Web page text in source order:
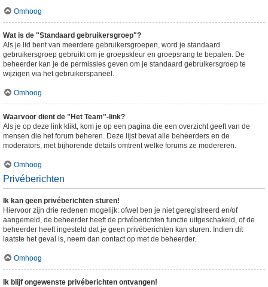
Omhoog
Wat is de "Standaard gebruikersgroep"?
Als je lid bent van meerdere gebruikersgroepen, word je standaard
gebruikersgroep gebruikt om je groepskleur en groepsrang te bepalen. De
beheerder kan je de permissies geven om je standaard gebruikersgroep te
wijzigen via het gebruikerspaneel.
Omhoog
Waarvoor dient de "Het Team"-link?
Als je op deze link klikt, kom je op een pagina die een overzicht geeft van de
mensen die het forum beheren. Deze lijst bevat alle beheerders en de
moderators, met bijhorende details omtrent welke forums ze modereren.
Omhoog
Privéberichten
Ik kan geen privéberichten sturen!
Hiervoor zijn drie redenen mogelijk: ofwel ben je niet geregistreerd en/of
aangemeld, de beheerder heeft de privéberichten functie uitgeschakeld, of de
beheerder heeft ingesteld dat je geen privéberichten kan sturen. Indien dit
laatste het geval is, neem dan contact op met de beheerder.
Omhoog
Ik blijf ongewenste privéberichten ontvangen!